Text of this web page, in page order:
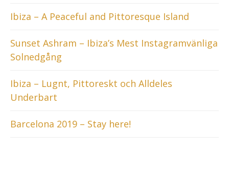
Ibiza – A Peaceful and Pittoresque Island
Sunset Ashram – Ibiza’s Mest Instagramvänliga
Solnedgång
Ibiza – Lugnt, Pittoreskt och Alldeles
Underbart
Barcelona 2019 – Stay here!